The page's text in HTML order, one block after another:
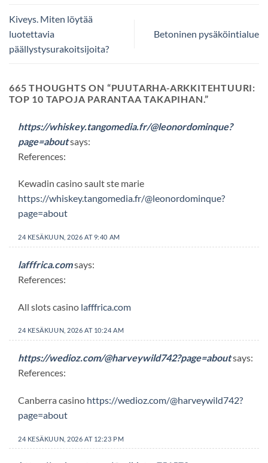
Kiveys. Miten löytää
luotettavia
päällystysurakoitsijoita?
Betoninen pysäköintialue
665 THOUGHTS ON “PUUTARHA-ARKKITEHTUURI:
TOP 10 TAPOJA PARANTAA TAKAPIHAN.”
https://whiskey.tangomedia.fr/@leonordominque?
page=aboutsays:
References:
Kewadin casino sault ste marie
https://whiskey.tangomedia.fr/@leonordominque?
page=about
24 KESÄKUUN, 2026 AT 9:40 AM
lafffrica.comsays:
References:
All slots casino lafffrica.com
24 KESÄKUUN, 2026 AT 10:24 AM
https://wedioz.com/@harveywild742?page=aboutsays:
References:
Canberra casino https://wedioz.com/@harveywild742?
page=about
24 KESÄKUUN, 2026 AT 12:23 PM